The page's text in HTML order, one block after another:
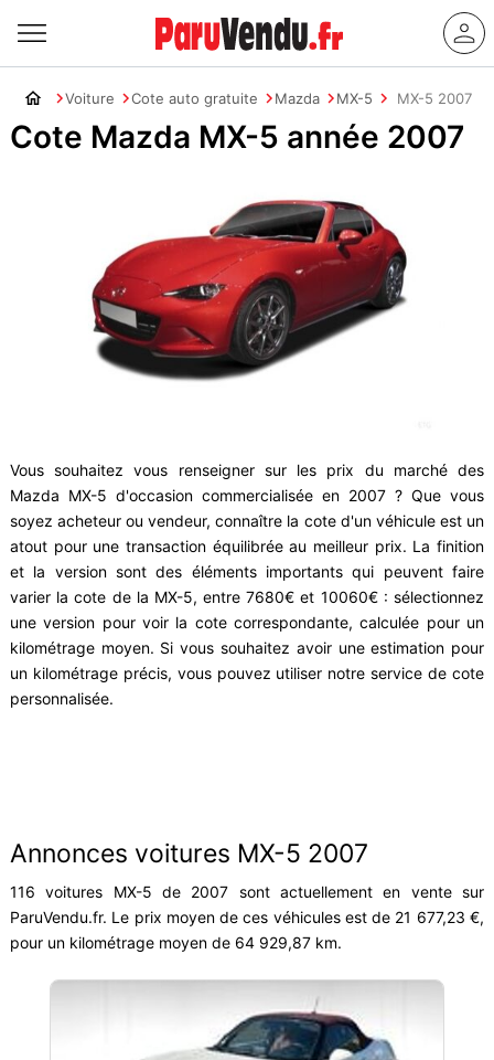
Voiture Cote auto gratuite Mazda MX-5 MX-5 2007
Cote Mazda MX-5 année 2007
Vous souhaitez vous renseigner sur les prix du marché des
Mazda MX-5 d'occasion commercialisée en 2007 ? Que vous
soyez acheteur ou vendeur, connaître la cote d'un véhicule est un
atout pour une transaction équilibrée au meilleur prix. La finition
et la version sont des éléments importants qui peuvent faire
varier la cote de la MX-5, entre 7680€ et 10060€ : sélectionnez
une version pour voir la cote correspondante, calculée pour un
kilométrage moyen. Si vous souhaitez avoir une estimation pour
un kilométrage précis, vous pouvez utiliser notre service de cote
personnalisée.
Annonces voitures MX-5 2007
116 voitures MX-5 de 2007 sont actuellement en vente sur
ParuVendu.fr. Le prix moyen de ces véhicules est de 21 677,23 €,
pour un kilométrage moyen de 64 929,87 km.